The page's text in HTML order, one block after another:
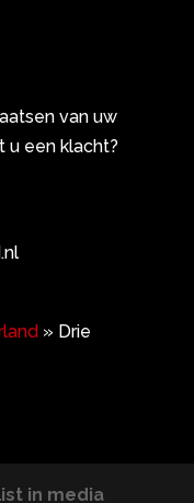
van uw
u een klacht?
» Drie
in media